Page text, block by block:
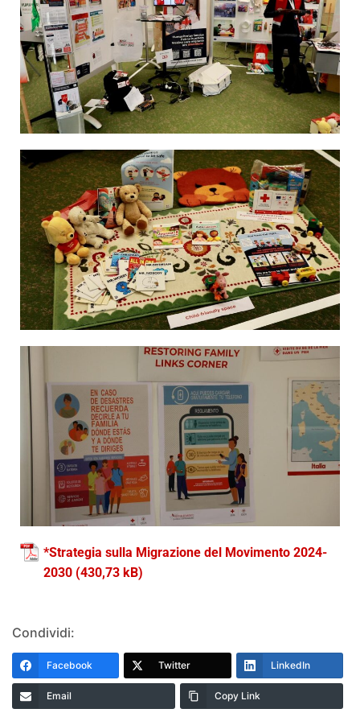
*Strategia sulla Migrazione del Movimento 2024-
2030
Condividi:
Facebook Twitter LinkedIn
Email Copy Link